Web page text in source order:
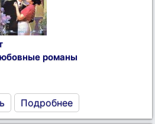
романы
Подробнее